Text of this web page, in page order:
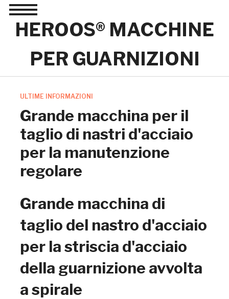
Toggle
sidebar
HEROOS® MACCHINE
PER GUARNIZIONI
ULTIME INFORMAZIONI
Grande macchina per il
taglio di nastri d'acciaio
per la manutenzione
regolare
Grande macchina di
taglio del nastro d'acciaio
per la striscia d'acciaio
della guarnizione avvolta
a spirale